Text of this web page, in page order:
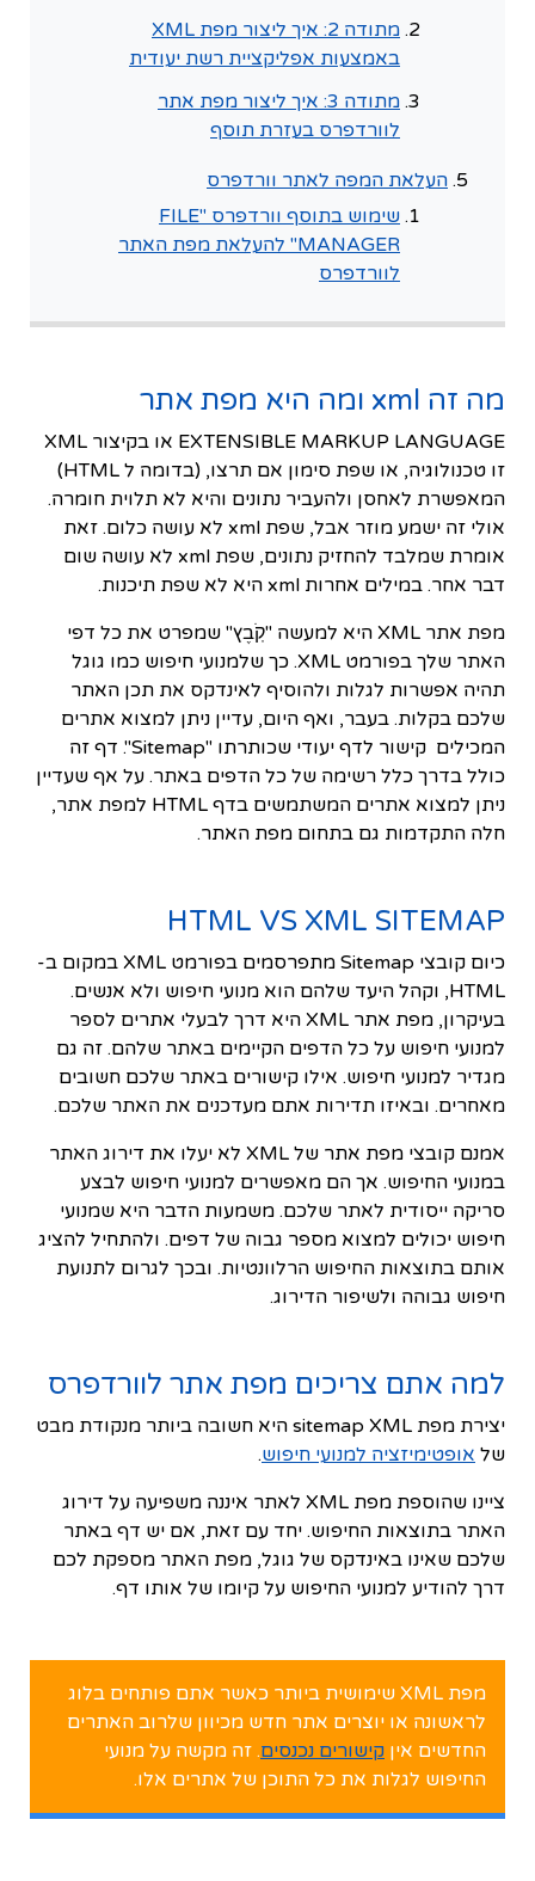
מתודה 2: איך ליצור מפת XML
באמצעות אפליקציית רשת יעודית
מתודה 3: איך ליצור מפת אתר
לוורדפרס בעזרת תוסף
העלאת המפה לאתר וורדפרס
שימוש בתוסף וורדפרס "FILE
MANAGER" להעלאת מפת האתר
לוורדפרס
מה זה xml ומה היא מפת אתר
EXTENSIBLE MARKUP LANGUAGE או בקיצור XML
זו טכנולוגיה, או שפת סימון אם תרצו, (בדומה ל HTML)
המאפשרת לאחסן ולהעביר נתונים והיא לא תלוית חומרה.
אולי זה ישמע מוזר אבל, שפת xml לא עושה כלום. זאת
אומרת שמלבד להחזיק נתונים, שפת xml לא עושה שום
דבר אחר. במילים אחרות xml היא לא שפת תיכנות.
מפת אתר XML היא למעשה "קֹֽבֶץ" שמפרט את כל דפי
האתר שלך בפורמט XML. כך שלמנועי חיפוש כמו גוגל
תהיה אפשרות לגלות ולהוסיף לאינדקס את תכן האתר
שלכם בקלות. בעבר, ואף היום, עדיין ניתן למצוא אתרים
המכילים קישור לדף יעודי שכותרתו "Sitemap". דף זה
כולל בדרך כלל רשימה של כל הדפים באתר. על אף שעדיין
ניתן למצוא אתרים המשתמשים בדף HTML למפת אתר,
חלה התקדמות גם בתחום מפת האתר.
HTML VS XML SITEMAP
כיום קובצי Sitemap מתפרסמים בפורמט XML במקום ב-
HTML, וקהל היעד שלהם הוא מנועי חיפוש ולא אנשים.
בעיקרון, מפת אתר XML היא דרך לבעלי אתרים לספר
למנועי חיפוש על כל הדפים הקיימים באתר שלהם. זה גם
מגדיר למנועי חיפוש. אילו קישורים באתר שלכם חשובים
מאחרים. ובאיזו תדירות אתם מעדכנים את האתר שלכם.
אמנם קובצי מפת אתר של XML לא יעלו את דירוג האתר
במנועי החיפוש. אך הם מאפשרים למנועי חיפוש לבצע
סריקה ייסודית לאתר שלכם. משמעות הדבר היא שמנועי
חיפוש יכולים למצוא מספר גבוה של דפים. ולהתחיל להציג
אותם בתוצאות החיפוש הרלוונטיות. ובכך לגרום לתנועת
חיפוש גבוהה ולשיפור הדירוג.
למה אתם צריכים מפת אתר לוורדפרס
יצירת מפת sitemap XML היא חשובה ביותר מנקודת מבט
של אופטימיזציה למנועי חיפוש.
ציינו שהוספת מפת XML לאתר איננה משפיעה על דירוג
האתר בתוצאות החיפוש. יחד עם זאת, אם יש דף באתר
שלכם שאינו באינדקס של גוגל, מפת האתר מספקת לכם
דרך להודיע למנועי החיפוש על קיומו של אותו דף.
מפת XML שימושית ביותר כאשר אתם פותחים בלוג
לראשונה או יוצרים אתר חדש מכיוון שלרוב האתרים
החדשים אין קישורים נכנסים. זה מקשה על מנועי
החיפוש לגלות את כל התוכן של אתרים אלו.